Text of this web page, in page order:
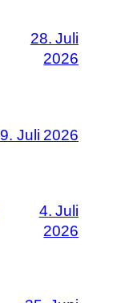
28. Juli
2026
Juli 2026
4. Juli
2026